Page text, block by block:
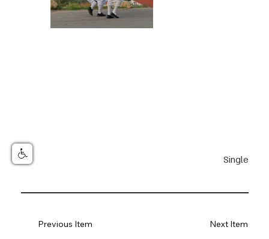
Single
Next Item
Previous Item